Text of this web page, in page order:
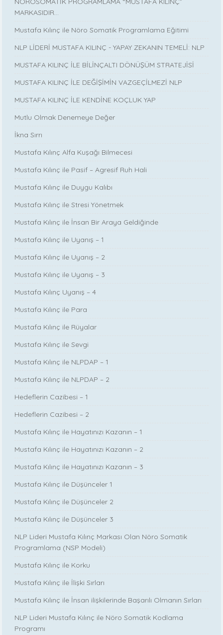
MARKASIDIR…
Mustafa Kılınç ile Nöro Somatik Programlama Eğitimi
NLP LİDERİ MUSTAFA KILINÇ - YAPAY ZEKANIN TEMELİ: NLP
MUSTAFA KILINÇ İLE BİLİNÇALTI DÖNÜŞÜM STRATEJİSİ
MUSTAFA KILINÇ İLE DEĞİŞİMİN VAZGEÇİLMEZİ NLP
MUSTAFA KILINÇ İLE KENDİNE KOÇLUK YAP
Mutlu Olmak Denemeye Değer
İkna Sırrı
Mustafa Kılınç Alfa Kuşağı Bilmecesi
Mustafa Kılınç ile Pasif – Agresif Ruh Hali
Mustafa Kılınç ile Duygu Kalıbı
Mustafa Kılınç ile Stresi Yönetmek
Mustafa Kılınç ile İnsan Bir Araya Geldiğinde
Mustafa Kılınç ile Uyanış – 1
Mustafa Kılınç ile Uyanış – 2
Mustafa Kılınç ile Uyanış – 3
Mustafa Kılınç Uyanış – 4
Mustafa Kılınç ile Para
Mustafa Kılınç ile Rüyalar
Mustafa Kılınç ile Sevgi
Mustafa Kılınç ile NLPDAP – 1
Mustafa Kılınç ile NLPDAP – 2
Hedeflerin Cazibesi – 1
Hedeflerin Cazibesi – 2
Mustafa Kılınç ile Hayatınızı Kazanın – 1
Mustafa Kılınç ile Hayatınızı Kazanın – 2
Mustafa Kılınç ile Hayatınızı Kazanın – 3
Mustafa Kılınç ile Düşünceler 1
Mustafa Kılınç ile Düşünceler 2
Mustafa Kılınç ile Düşünceler 3
NLP Lideri Mustafa Kılınç Markası Olan Nöro Somatik
Programlama (NSP Modeli)
Mustafa Kılınç ile Korku
Mustafa Kılınç ile İlişki Sırları
Mustafa Kılınç ile İnsan ilişkilerinde Başarılı Olmanın Sırları
NLP Lideri Mustafa Kılınç ile Nöro Somatik Kodlama
Programı